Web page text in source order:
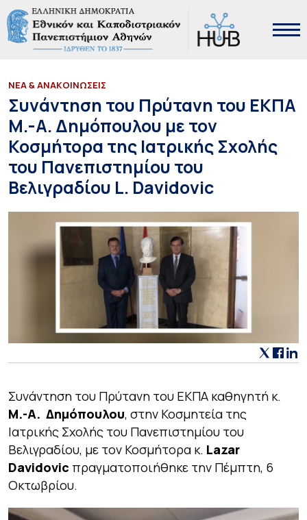
ΝΕΑ & ΑΝΑΚΟΙΝΩΣΕΙΣ
Συνάντηση του Πρύτανη του ΕΚΠΑ
Μ.-Α. Δημόπουλου με τον
Κοσμήτορα της Ιατρικής Σχολής
του Πανεπιστημίου του
Βελιγραδίου L. Davidovic
Συνάντηση του Πρύτανη του ΕΚΠΑ καθηγητή κ.
Μ.-Α. Δημόπουλου, στην Κοσμητεία της
Ιατρικής Σχολής του Πανεπιστημίου του
Βελιγραδίου, με τον Κοσμήτορα κ. Lazar
Davidovic πραγματοποιήθηκε την Πέμπτη, 6
Οκτωβρίου.